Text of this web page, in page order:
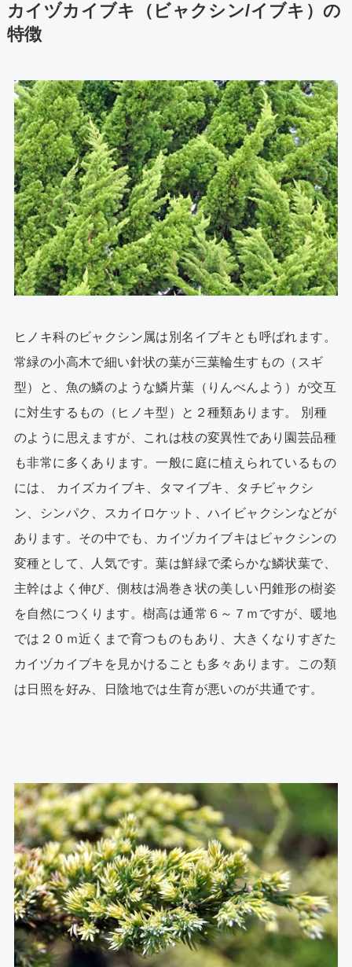
カイヅカイブキ（ビャクシン/イブキ）の
特徴
ヒノキ科のビャクシン属は別名イブキとも呼ばれます。
常緑の小高木で細い針状の葉が三葉輪生すもの（スギ
型）と、魚の鱗のような鱗片葉（りんべんよう）が交互
に対生するもの（ヒノキ型）と２種類あります。 別種
のように思えますが、これは枝の変異性であり園芸品種
も非常に多くあります。一般に庭に植えられているもの
には、 カイズカイブキ、タマイブキ、タチビャクシ
ン、シンパク、スカイロケット、ハイビャクシンなどが
あります。その中でも、カイヅカイブキはビャクシンの
変種として、人気です。葉は鮮緑で柔らかな鱗状葉で、
主幹はよく伸び、側枝は渦巻き状の美しい円錐形の樹姿
を自然につくります。樹高は通常６～７ｍですが、暖地
では２０ｍ近くまで育つものもあり、大きくなりすぎた
カイヅカイブキを見かけることも多々あります。この類
は日照を好み、日陰地では生育が悪いのが共通です。